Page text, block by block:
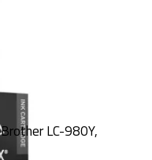
LC-980Y,